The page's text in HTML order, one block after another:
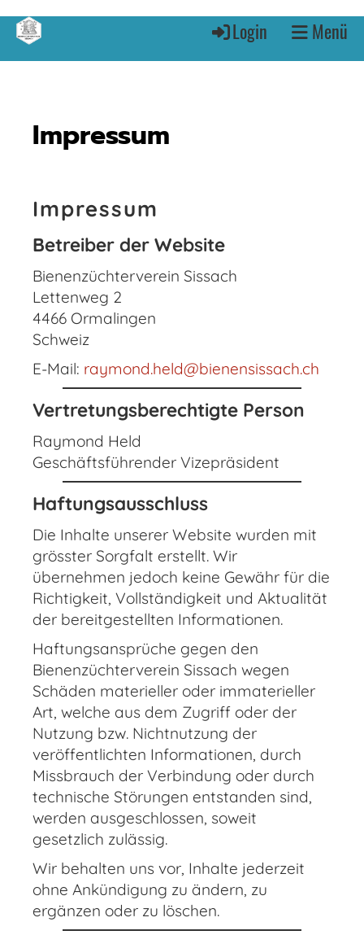
Login Menü
Impressum
Impressum
Betreiber der Website
Bienenzüchterverein Sissach
Lettenweg 2
4466 Ormalingen
Schweiz
E-Mail: raymond.held@bienensissach.ch
Vertretungsberechtigte Person
Raymond Held
Geschäftsführender Vizepräsident
Haftungsausschluss
Die Inhalte unserer Website wurden mit
grösster Sorgfalt erstellt. Wir
übernehmen jedoch keine Gewähr für die
Richtigkeit, Vollständigkeit und Aktualität
der bereitgestellten Informationen.
Haftungsansprüche gegen den
Bienenzüchterverein Sissach wegen
Schäden materieller oder immaterieller
Art, welche aus dem Zugriff oder der
Nutzung bzw. Nichtnutzung der
veröffentlichten Informationen, durch
Missbrauch der Verbindung oder durch
technische Störungen entstanden sind,
werden ausgeschlossen, soweit
gesetzlich zulässig.
Wir behalten uns vor, Inhalte jederzeit
ohne Ankündigung zu ändern, zu
ergänzen oder zu löschen.